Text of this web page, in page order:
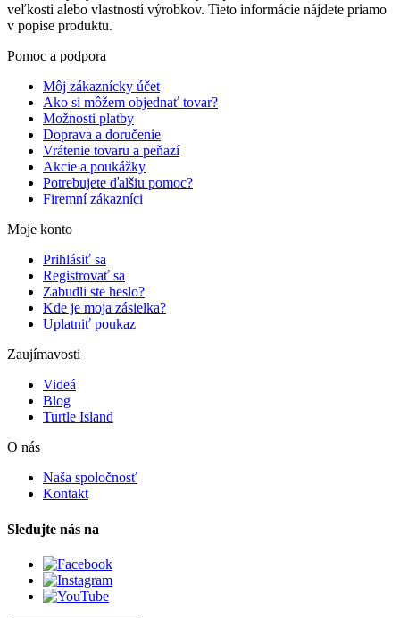
veľkosti alebo vlastností výrobkov. Tieto informácie nájdete priamo
v popise produktu.
Pomoc a podpora
Môj zákaznícky účet
Ako si môžem objednať tovar?
Možnosti platby
Doprava a doručenie
Vrátenie tovaru a peňazí
Akcie a poukážky
Potrebujete ďalšiu pomoc?
Firemní zákazníci
Moje konto
Prihlásiť sa
Registrovať sa
Zabudli ste heslo?
Kde je moja zásielka?
Uplatniť poukaz
Zaujímavosti
Videá
Blog
Turtle Island
O nás
Naša spoločnosť
Kontakt
Sledujte nás na